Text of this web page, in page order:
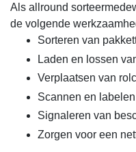
Als allround
de volgende
Sorteren van
Laden en lossen
Verplaatsen van
Scannen en
Signaleren van
Zorgen voor een